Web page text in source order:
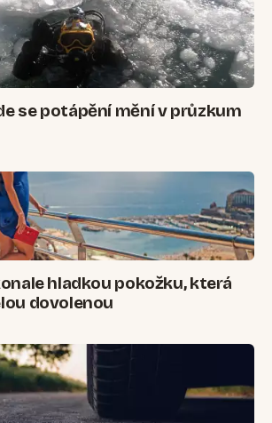
se potápění mění v průzkum
hladkou pokožku, která
dovolenou